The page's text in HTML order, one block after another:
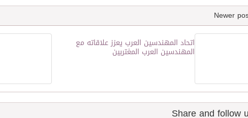
اتحاد المهندسين العرب يعزز علاقاته مع
المهندسين العرب المغتربين